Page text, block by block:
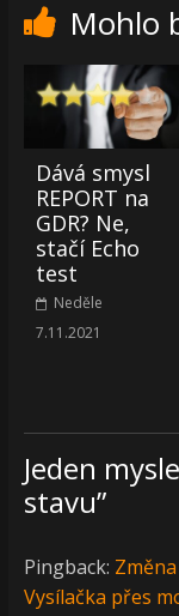
Mohlo
Dává smysl
REPORT na
GDR? Ne,
stačí Echo
test
Neděle
7.11.2021
Jeden
stavu”
Pingback:
Vysílačka přes